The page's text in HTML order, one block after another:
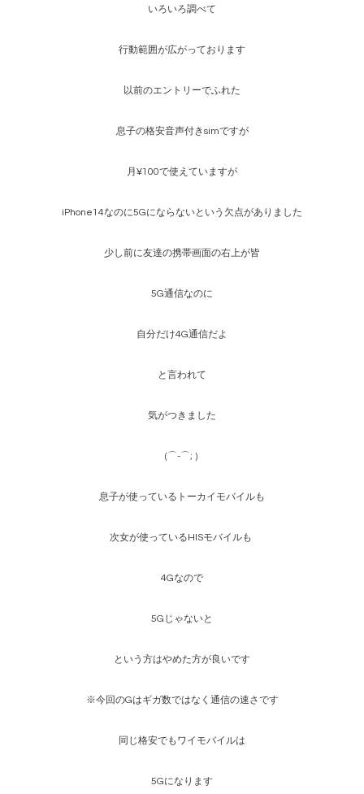
いろいろ調べて
行動範囲が広がっております
以前のエントリーでふれた
息子の格安音声付きsimですが
月¥100で使えていますが
iPhone14なのに5Gにならないという欠点がありました
少し前に友達の携帯画面の右上が皆
5G通信なのに
自分だけ4G通信だよ
と言われて
気がつきました
(⌒-⌒; )
息子が使っているトーカイモバイルも
次女が使っているHISモバイルも
4Gなので
5Gじゃないと
という方はやめた方が良いです
※今回のGはギガ数ではなく通信の速さです
同じ格安でもワイモバイルは
5Gになります